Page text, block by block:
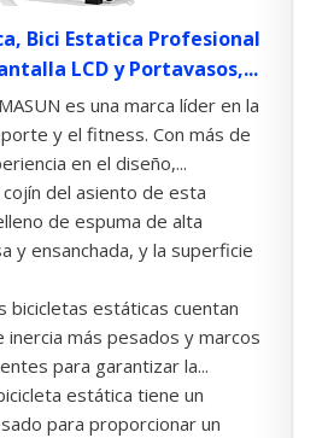
Bici Estatica Profesional
LCD y Portavasos,...
es una marca líder en la
y el fitness. Con más de
en el diseño,...
cojín del asiento de esta
de espuma de alta
y ensanchada, y la superficie
bicicletas estáticas cuentan
inercia más pesados y marcos
para garantizar la...
estática tiene un
para proporcionar un